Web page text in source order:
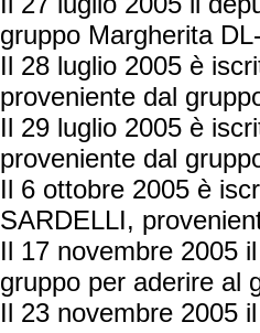
gruppo Margherita
Il 28 luglio 2005 è
proveniente dal
Il 29 luglio 2005 è
proveniente dal
Il 6 ottobre 2005 è
SARDELLI,
Il 17 novembre 2005
gruppo per aderire al
Il 23 novembre 2005